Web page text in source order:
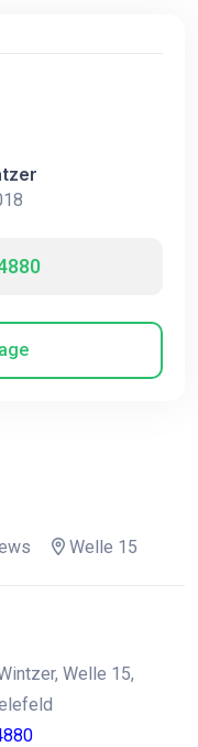
Welle 15
Welle 15,